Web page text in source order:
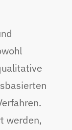
werden,